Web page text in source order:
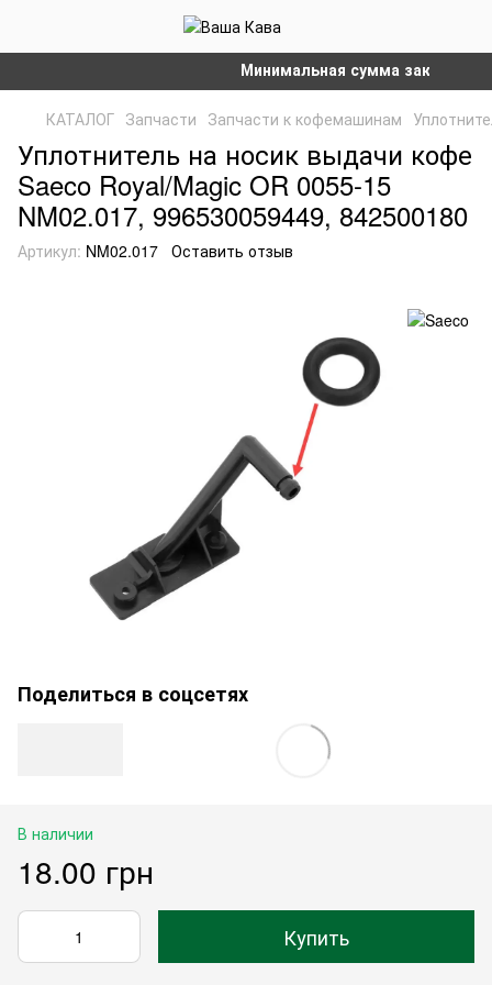
Минимальная сумма заказа на
КАТАЛОГ Запчасти Запчасти к кофемашинам
Уплотнитель на носик выдачи кофе
Saeco Royal/Magic OR 0055-15
NM02.017, 996530059449, 842500180
Артикул: NM02.017 Оставить отзыв
Поделиться в соцсетях
В наличии
18.00 грн
Купить